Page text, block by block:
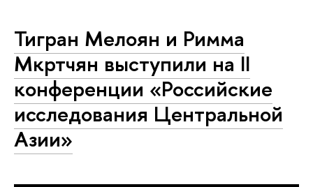
Тигран Мелоян и Римма
Мкртчян выступили на II
конференции «Российские
исследования Центральной
Азии»